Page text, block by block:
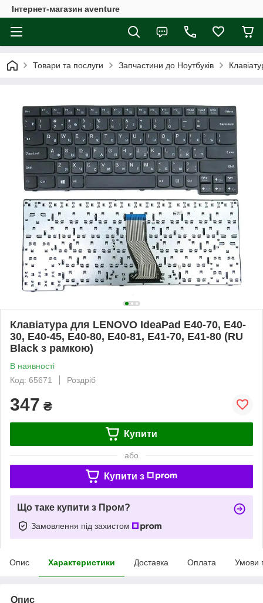
Інтернет-магазин aventure
Товари та послуги Запчастини до Ноутбуків
Клавіатура для LENOVO IdeaPad E40-70, E40-
30, E40-45, E40-80, E40-81, E41-70, E41-80 (RU
Black з рамкою)
В наявності
Код: 65671
Роздріб
347 ₴
Купити
або
Купити з
Що таке купити з Пром?
Замовлення під захистом
Опис Характеристики Доставка Оплата Умови
Опис